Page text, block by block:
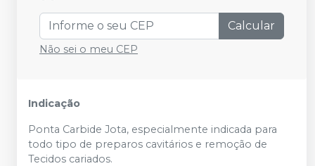
Calcular
Não sei o meu CEP
Indicação
Ponta Carbide Jota, especialmente indicada para
todo tipo de preparos cavitários e remoção de
Tecidos cariados.